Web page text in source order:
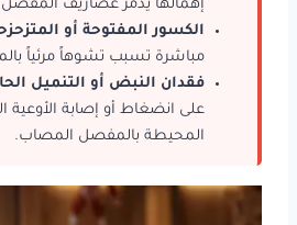
إهمالها يدمر غضاريف
الكسور المفتوحة أو
مباشرة تسبب تشوهاً مرئياً
فقدان النبض أو التنميل
على انضغاط أو إصابة الأوعية
المحيطة بالمفصل المصاب.